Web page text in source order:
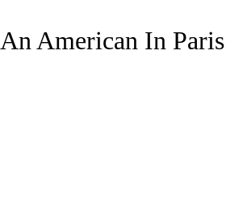
An American In Paris